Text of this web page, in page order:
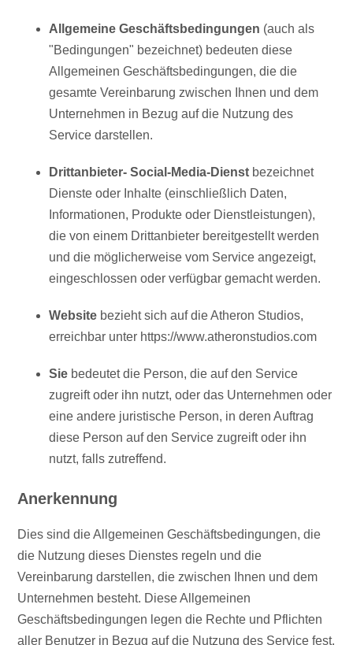
Allgemeine Geschäftsbedingungen (auch als
"Bedingungen" bezeichnet) bedeuten diese
Allgemeinen Geschäftsbedingungen, die die
gesamte Vereinbarung zwischen Ihnen und dem
Unternehmen in Bezug auf die Nutzung des
Service darstellen.
Drittanbieter- Social-Media-Dienst bezeichnet
Dienste oder Inhalte (einschließlich Daten,
Informationen, Produkte oder Dienstleistungen),
die von einem Drittanbieter bereitgestellt werden
und die möglicherweise vom Service angezeigt,
eingeschlossen oder verfügbar gemacht werden.
Website bezieht sich auf die Atheron Studios,
erreichbar unter https://www.atheronstudios.com
Sie bedeutet die Person, die auf den Service
zugreift oder ihn nutzt, oder das Unternehmen oder
eine andere juristische Person, in deren Auftrag
diese Person auf den Service zugreift oder ihn
nutzt, falls zutreffend.
Anerkennung
Dies sind die Allgemeinen Geschäftsbedingungen, die
die Nutzung dieses Dienstes regeln und die
Vereinbarung darstellen, die zwischen Ihnen und dem
Unternehmen besteht. Diese Allgemeinen
Geschäftsbedingungen legen die Rechte und Pflichten
aller Benutzer in Bezug auf die Nutzung des Service fest.